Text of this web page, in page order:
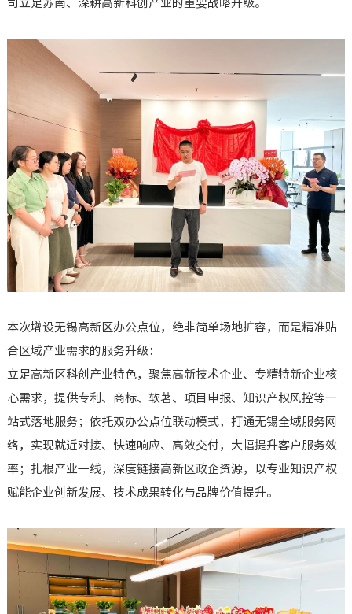
司立足苏南、深耕高新科创产业的重要战略升级。
本次增设无锡高新区办公点位，绝非简单场地扩容，而是精准贴
合区域产业需求的服务升级：
立足高新区科创产业特色，聚焦高新技术企业、专精特新企业核
心需求，提供专利、商标、软著、项目申报、知识产权风控等一
站式落地服务；依托双办公点位联动模式，打通无锡全域服务网
络，实现就近对接、快速响应、高效交付，大幅提升客户服务效
率；扎根产业一线，深度链接高新区政企资源，以专业知识产权
赋能企业创新发展、技术成果转化与品牌价值提升。